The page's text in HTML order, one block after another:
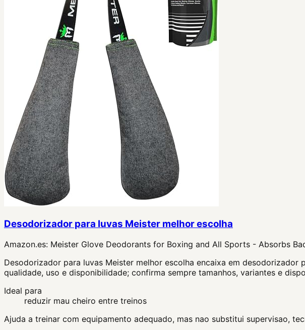
Desodorizador para luvas Meister melhor escolha
Amazon.es: Meister Glove Deodorants for Boxing and All Sports - Absorbs
Desodorizador para luvas Meister melhor escolha encaixa em
qualidade, uso e disponibilidade; confirma sempre tamanhos, variantes e
Ideal para
reduzir mau cheiro entre treinos
Ajuda a treinar com equipamento adequado, mas nao substitui supervisao,